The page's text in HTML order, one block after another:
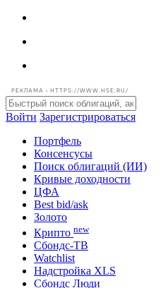
РЕКЛАМА • HTTPS://WWW.HSE.RU/
Войти Зарегистрироваться
Портфель
Консенсусы
Поиск облигаций (ИИ)
Кривые доходности
ЦФА
Best bid/ask
Золото
Крипто new